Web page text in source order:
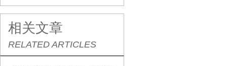
相关文章
RELATED ARTICLES